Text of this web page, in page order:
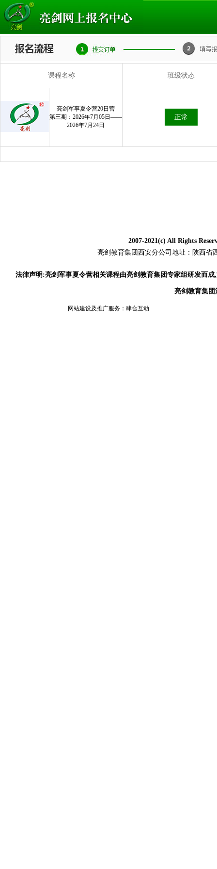
课程名称 班级状态
亮剑军事夏令营20日营
第三期：2026年7月05日——
2026年7月24日
正常
2007-2021(c) All Rights
亮剑教育集团 西安分公司地址：陕西省
法律声明:亮剑军事夏令营相关课程由亮剑教育集团专家组研发而
亮剑教育集
网站建设及推广服务： 肆合互动